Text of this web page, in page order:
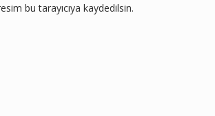
bu tarayıcıya kaydedilsin.